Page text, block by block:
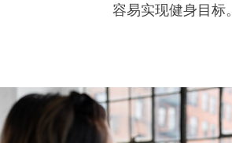
容易实现健身目标。